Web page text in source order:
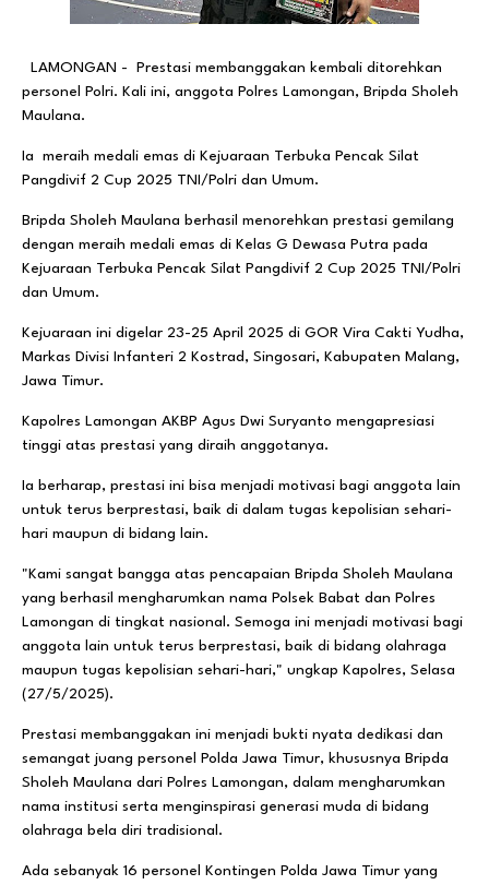
LAMONGAN - Prestasi membanggakan kembali ditorehkan
personel Polri. Kali ini, anggota Polres Lamongan, Bripda Sholeh
Maulana.
Ia meraih medali emas di Kejuaraan Terbuka Pencak Silat
Pangdivif 2 Cup 2025 TNI/Polri dan Umum.
Bripda Sholeh Maulana berhasil menorehkan prestasi gemilang
dengan meraih medali emas di Kelas G Dewasa Putra pada
Kejuaraan Terbuka Pencak Silat Pangdivif 2 Cup 2025 TNI/Polri
dan Umum.
Kejuaraan ini digelar 23-25 April 2025 di GOR Vira Cakti Yudha,
Markas Divisi Infanteri 2 Kostrad, Singosari, Kabupaten Malang,
Jawa Timur.
Kapolres Lamongan AKBP Agus Dwi Suryanto mengapresiasi
tinggi atas prestasi yang diraih anggotanya.
Ia berharap, prestasi ini bisa menjadi motivasi bagi anggota lain
untuk terus berprestasi, baik di dalam tugas kepolisian sehari-
hari maupun di bidang lain.
"Kami sangat bangga atas pencapaian Bripda Sholeh Maulana
yang berhasil mengharumkan nama Polsek Babat dan Polres
Lamongan di tingkat nasional. Semoga ini menjadi motivasi bagi
anggota lain untuk terus berprestasi, baik di bidang olahraga
maupun tugas kepolisian sehari-hari," ungkap Kapolres, Selasa
(27/5/2025).
Prestasi membanggakan ini menjadi bukti nyata dedikasi dan
semangat juang personel Polda Jawa Timur, khususnya Bripda
Sholeh Maulana dari Polres Lamongan, dalam mengharumkan
nama institusi serta menginspirasi generasi muda di bidang
olahraga bela diri tradisional.
Ada sebanyak 16 personel Kontingen Polda Jawa Timur yang